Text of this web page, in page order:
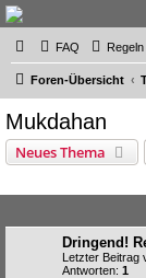
Thailand &
- isaan-
Das freundliche Forum
FAQ Regeln
Foren-Übersicht
Mukdahan
Neues Thema
Dringend!
Letzter Beitrag
Antworten: 1